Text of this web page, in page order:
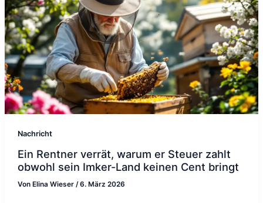
Nachricht
Ein Rentner verrät, warum er Steuer zahlt
obwohl sein Imker-Land keinen Cent bringt
Von Elina Wieser /6. März 2026